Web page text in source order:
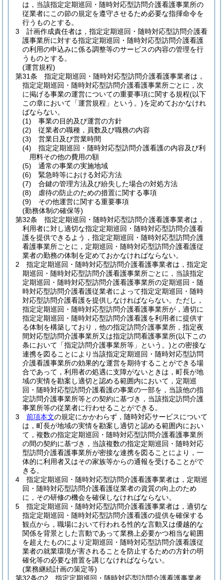
は，当該指定定期巡回・随時対応型訪問介護看護事業所の
従業者にこの節の規定を遵守させるため必要な指揮命令を
行うものとする。
3
計画作成責任者は，指定定期巡回・随時対応型訪問介護看
護事業所に対する指定定期巡回・随時対応型訪問介護看護
の利用の申込みに係る調整等のサービスの内容の管理を行
うものとする。
(運営規程)
第31条
指定定期巡回・随時対応型訪問介護看護事業者は，
指定定期巡回・随時対応型訪問介護看護事業所ごとに，次
に掲げる事業の運営についての重要事項に関する規程(以下
この章において「運営規程」という。)を定めておかなけれ
ばならない。
(1)
事業の目的及び運営の方針
(2)
従業者の職種，員数及び職務の内容
(3)
営業日及び営業時間
(4)
指定定期巡回・随時対応型訪問介護看護の内容及び利
用料その他の費用の額
(5)
通常の事業の実施地域
(6)
緊急時等における対応方法
(7)
合鍵の管理方法及び紛失した場合の対処方法
(8)
虐待の防止のための措置に関する事項
(9)
その他運営に関する重要事項
(勤務体制の確保等)
第32条
指定定期巡回・随時対応型訪問介護看護事業者は，
利用者に対し適切な指定定期巡回・随時対応型訪問介護看
護を提供できるよう，指定定期巡回・随時対応型訪問介護
看護事業所ごとに，定期巡回・随時対応型訪問介護看護従
業者の勤務の体制を定めておかなければならない。
2
指定定期巡回・随時対応型訪問介護看護事業者は，指定定
期巡回・随時対応型訪問介護看護事業所ごとに，当該指定
定期巡回・随時対応型訪問介護看護事業所の定期巡回・随
時対応型訪問介護看護従業者によって指定定期巡回・随時
対応型訪問介護看護を提供しなければならない。 ただし，
指定定期巡回・随時対応型訪問介護看護事業所が，適切に
指定定期巡回・随時対応型訪問介護看護を利用者に提供す
る体制を構築しており，他の指定訪問介護事業所，指定夜
間対応型訪問介護事業所又は指定訪問看護事業所(以下この
条において「指定訪問介護事業所等」という。)との密接な
連携を図ることにより当該指定定期巡回・随時対応型訪問
介護看護事業所の効果的な運営を期待することができる場
合であって，利用者の処遇に支障がないときは，町長が地
域の実情を勘案し適切と認める範囲内において，定期巡
回・随時対応型訪問介護看護の事業の一部を，当該他の指
定訪問介護事業所等との契約に基づき，当該指定訪問介護
事業所等の従業者に行わせることができる。
3
前項本文の規定にかかわらず，随時対応サービスについて
は，町長が地域の実情を勘案し適切と認める範囲内におい
て，複数の指定定期巡回・随時対応型訪問介護看護事業所
の間の契約に基づき，当該複数の指定定期巡回・随時対応
型訪問介護看護事業所が密接な連携を図ることにより，一
体的に利用者又はその家族等からの通報を受けることがで
きる。
4
指定定期巡回・随時対応型訪問介護看護事業者は，定期巡
回・随時対応型訪問介護看護従業者の資質の向上のため
に，その研修の機会を確保しなければならない。
5
指定定期巡回・随時対応型訪問介護看護事業者は，適切な
指定定期巡回・随時対応型訪問介護看護の提供を確保する
観点から，職場において行われる性的な言動又は優越的な
関係を背景とした言動であって業務上必要かつ相当な範囲
を超えたものにより定期巡回・随時対応型訪問介護看護従
業者の就業環境が害されることを防止するための方針の明
確化等の必要な措置を講じなければならない。
(業務継続計画の策定等)
第32条の2
指定定期巡回・随時対応型訪問介護看護事業者